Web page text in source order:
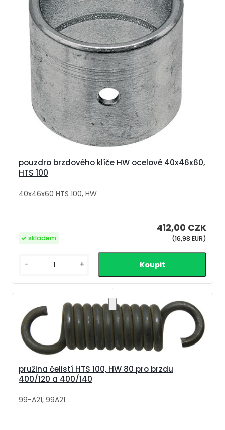
pouzdro brzdového klíče HW ocelové 40x46x60,
HTS 100
40x46x60 HTS 100, HW
412,00 CZK
(16,98 EUR)
skladem
- +
pružina čelistí HTS 100, HW 80 pro brzdu
400/120 a 400/140
99-A21, 99A21